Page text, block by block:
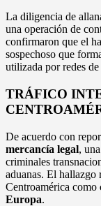
La diligencia de
una operación de
confirmaron que el
sospechoso que
utilizada por redes
TRÁFICO
De acuerdo con
mercancía legal,
criminales
aduanas. El hallazgo
Centroamérica como
Europa.